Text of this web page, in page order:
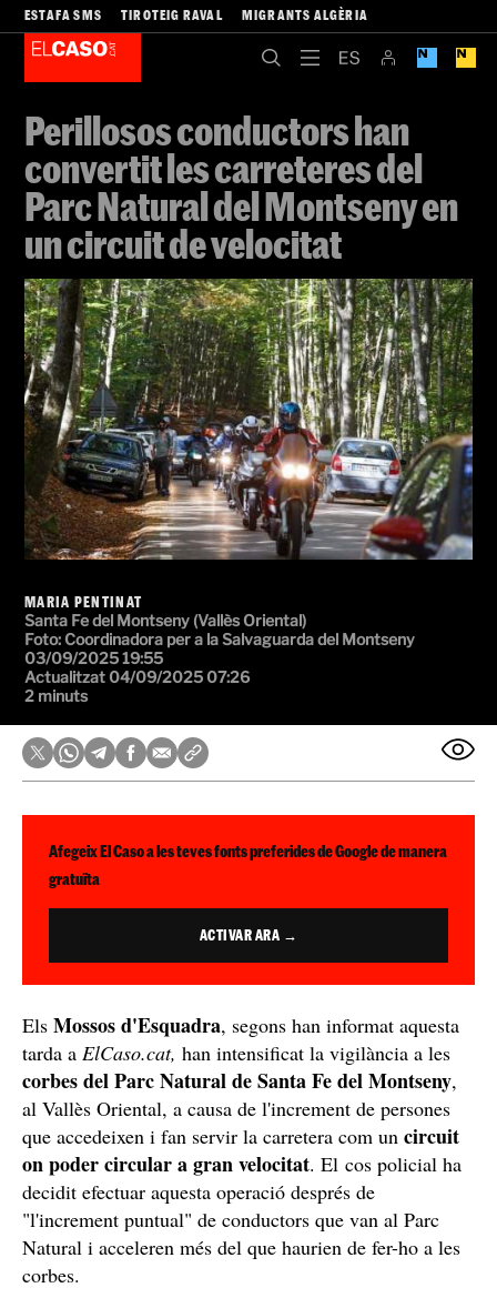
ESTAFA SMS TIROTEIG RAVAL MIGRANTS ALGÈRIA
Perillosos conductors han
convertit les carreteres del
Parc Natural del Montseny en
un circuit de velocitat
MARIA PENTINAT
Santa Fe del Montseny (Vallès Oriental)
Foto: Coordinadora per a la Salvaguarda del Montseny
03/09/2025 19:55
Actualitzat 04/09/2025 07:26
2 minuts
Afegeix El Caso a les teves fonts preferides de Google de manera
gratuïta
ACTIVAR ARA →
Els Mossos d'Esquadra, segons han informat aquesta
tarda a ElCaso.cat, han intensificat la vigilància a les
corbes del Parc Natural de Santa Fe del Montseny,
al Vallès Oriental, a causa de l'increment de persones
que accedeixen i fan servir la carretera com un circuit
on poder circular a gran velocitat. El cos policial ha
decidit efectuar aquesta operació després de
"l'increment puntual" de conductors que van al Parc
Natural i acceleren més del que haurien de fer-ho a les
corbes.